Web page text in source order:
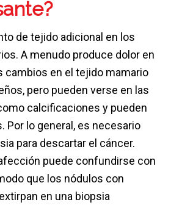
de tejido adicional en los
A menudo produce dolor en
cambios en el tejido mamario
pero pueden verse en las
calcificaciones y pueden
Por lo general, es necesario
para descartar el cáncer.
puede confundirse con
que los nódulos con
en una biopsia